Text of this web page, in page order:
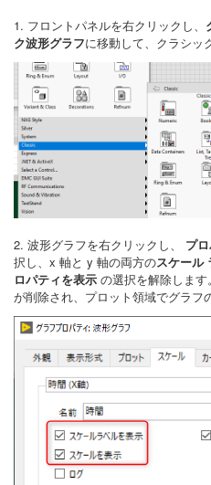
1. フロントパネルを右クリックし、
ク波形グラフに移動して、クラシッ
2. 波形グラフを右クリックし、 プ
択し、x 軸と y 軸の両方のスケール
ロパティを表示 の選択を解除しま
が削除され、プロット領域でグラフ